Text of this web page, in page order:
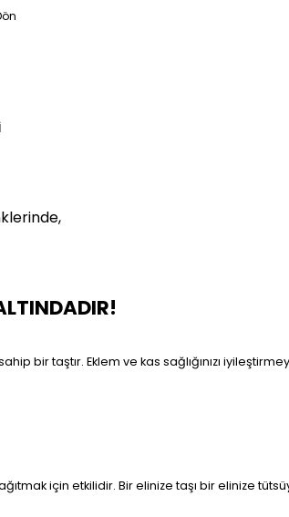
taştır. Eklem ve kas sağlığınızı
için etkilidir. Bir elinize taşı bir elinize